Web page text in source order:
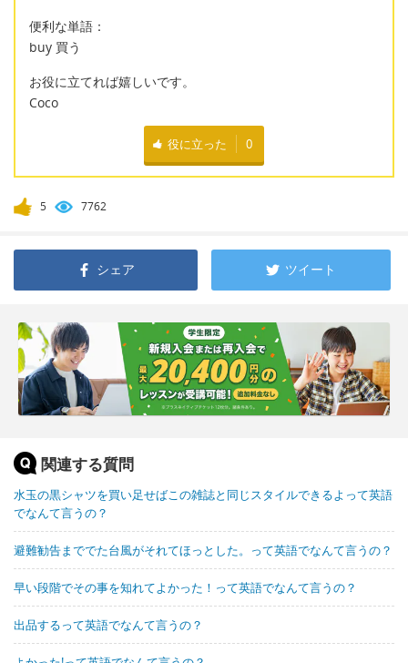
便利な単語：
buy 買う
お役に立てれば嬉しいです。
Coco
役に立った 0
5 7762
シェア ツイート
関連する質問
水玉の黒シャツを買い足せばこの雑誌と同じスタイルできるよって英語
でなんて言うの？
避難勧告まででた台風がそれてほっとした。って英語でなんて言うの？
早い段階でその事を知れてよかった！って英語でなんて言うの？
出品するって英語でなんて言うの？